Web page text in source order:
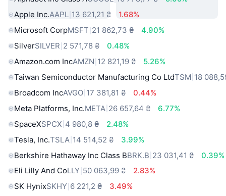
Apple Inc.AAPL 13 621,21 ₴
1.68%
Microsoft CorpMSFT 21 862,73 ₴
4.90%
SilverSILVER 2 571,78 ₴
0.48%
Amazon.com IncAMZN 12 821,19 ₴
5.26%
Taiwan Semiconductor Manufacturing Co LtdTSM 18
Broadcom IncAVGO 17 381,81 ₴
0.44%
Meta Platforms, Inc.META 26 657,64 ₴
6.77%
SpaceXSPCX 4 980,8 ₴
2.48%
Tesla, Inc.TSLA 14 514,52 ₴
3.99%
Berkshire Hathaway Inc Class BBRK.B 23 031,41 ₴
0.39%
Eli Lilly And CoLLY 50 063,99 ₴
2.83%
SK HynixSKHY 6 221,2 ₴
3.49%